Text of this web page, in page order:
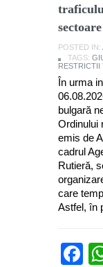
POSTED IN:
TAGS:
RESTRICTII
În urma
bulgară
Ordinului
emis de
cadrul
Rutieră,
care
Astfel, în